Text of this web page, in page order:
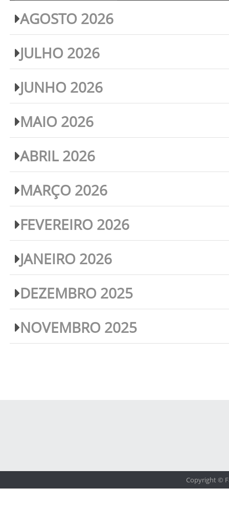
AGOSTO 2026
JULHO 2026
JUNHO 2026
MAIO 2026
ABRIL 2026
MARÇO 2026
FEVEREIRO 2026
JANEIRO 2026
DEZEMBRO 2025
NOVEMBRO 2025
Copyright ©